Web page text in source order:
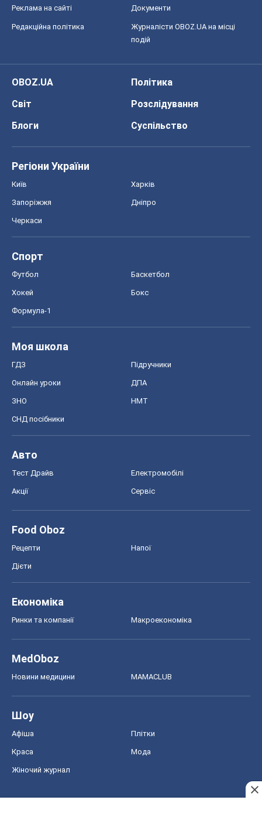
Реклама на сайті Документи
Редакційна політика
Журналісти OBOZ.UA на місці
подій
OBOZ.UA
Політика
Світ
Розслідування
Блоги
Суспільство
Регіони України
Київ Харків
Запоріжжя Дніпро
Черкаси
Спорт
Футбол Баскетбол
Хокей Бокс
Формула-1
Моя школа
ГДЗ Підручники
Онлайн уроки ДПА
ЗНО НМТ
СНД посібники
Авто
Тест Драйв Електромобілі
Акції Сервіс
Food Oboz
Рецепти Напої
Дієти
Економіка
Ринки та компанії Макроекономіка
MedOboz
Новини медицини MAMACLUB
Шоу
Афіша Плітки
Краса Мода
Жіночий журнал